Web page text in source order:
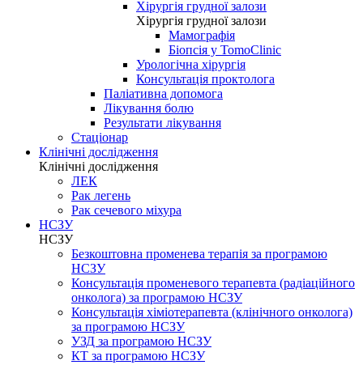
Хірургія грудної залози
Хірургія грудної залози
Мамографія
Біопсія у TomoClinic
Урологічна хірургія
Консультація проктолога
Паліативна допомога
Лікування болю
Результати лікування
Стаціонар
Клінічні дослідження
Клінічні дослідження
ЛЕК
Рак легень
Рак сечевого міхура
НСЗУ
НСЗУ
Безкоштовна променева терапія за програмою
НСЗУ
Консультація променевого терапевта (радіаційного
онколога) за програмою НСЗУ
Консультація хіміотерапевта (клінічного онколога)
за програмою НСЗУ
УЗД за програмою НСЗУ
КТ за програмою НСЗУ